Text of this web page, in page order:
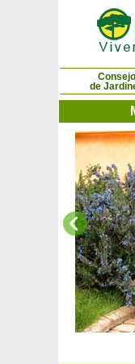
de
Panel de gestión de cookies